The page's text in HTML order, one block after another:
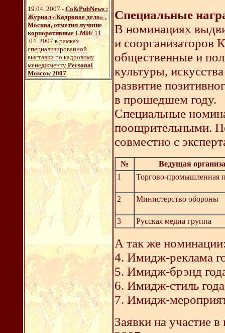
19.04..2007 -Со&PubNews :
Журнал «Кадровое дело» ,
Москва, отметил лучшие
корпоративные СМИ/11
.04. 2007 в рамках
специализированной
выставки по кадровому
менеджментуPersonal
Moscow 2007
Специальные
В номинациях
и соорганизаторов
общественные и
культуры,
развитие
в прошедшем году.
Специальные
поощрительными.
совместно с
№
Ведущая
1
Торгово-промышленная
2 Министерство обороны
3 Русская медиа группа
А так же
4. Имидж-реклама
5. Имидж-брэнд
6. Имидж-стиль года
7. Имидж-
Заявки на участие